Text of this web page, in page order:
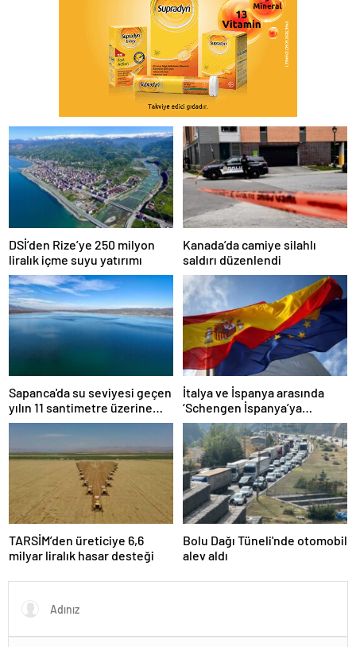
DSİ’den Rize’ye 250 milyon
liralık içme suyu yatırımı
Kanada’da camiye silahlı
saldırı düzenlendi
Sapanca'da su seviyesi geçen
yılın 11 santimetre üzerine
çıktı
İtalya ve İspanya arasında
‘Schengen İspanya’ya
kapatılsın’ krizi
TARSİM’den üreticiye 6,6
milyar liralık hasar desteği
Bolu Dağı Tüneli'nde otomobil
alev aldı